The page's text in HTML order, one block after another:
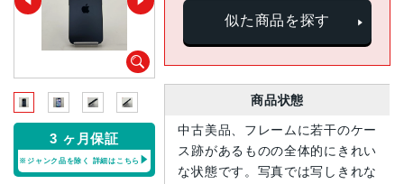
3 ヶ月保証
※ジャンク品を除く 詳細はこちら
似た商品を探す
商品状態
中古美品、フレームに若干のケー
ス跡があるものの全体的にきれい
な状態です。写真では写しきれな